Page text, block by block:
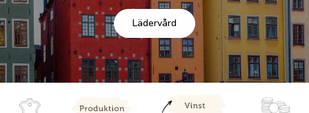
Lädervård